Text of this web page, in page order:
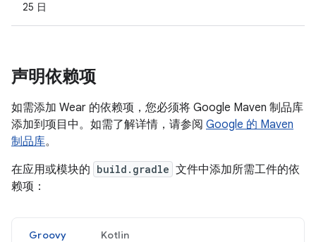
25 日
声明依赖项
如需添加 Wear 的依赖项，您必须将 Google Maven 制品库
添加到项目中。如需了解详情，请参阅 Google 的 Maven
制品库。
在应用或模块的 build.gradle 文件中添加所需工件的依
赖项：
Groovy Kotlin